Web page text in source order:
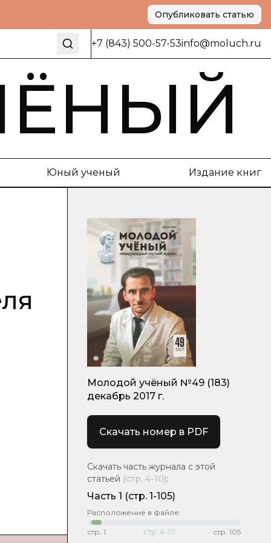
Опубликовать статью
+7 (843) 500-57-53info@moluch.ru
Юный ученый Издание книг
Молодой учёный №49 (183)
декабрь 2017 г.
Скачать номер в PDF
Скачать часть журнала с этой
статьей (стр. 4-10):
Часть 1 (стр. 1-105)
Расположение в файле:
стр. 1 стр. 4-10 стр. 105